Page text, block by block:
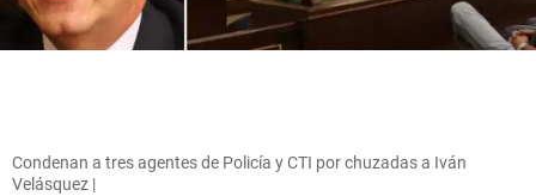
Condenan a tres agentes de Policía y CTI por chuzadas a Iván
Velásquez |